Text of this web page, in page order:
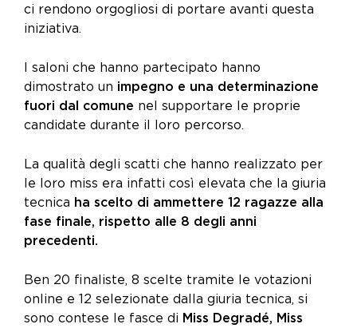
ci rendono orgogliosi di portare avanti questa
iniziativa.
I saloni che hanno partecipato hanno
dimostrato un impegno e una determinazione
fuori dal comune nel supportare le proprie
candidate durante il loro percorso.
La qualità degli scatti che hanno realizzato per
le loro miss era infatti così elevata che la giuria
tecnica ha scelto di ammettere 12 ragazze alla
fase finale, rispetto alle 8 degli anni
precedenti.
Ben 20 finaliste, 8 scelte tramite le votazioni
online e 12 selezionate dalla giuria tecnica, si
sono contese le fasce di Miss Degradé, Miss